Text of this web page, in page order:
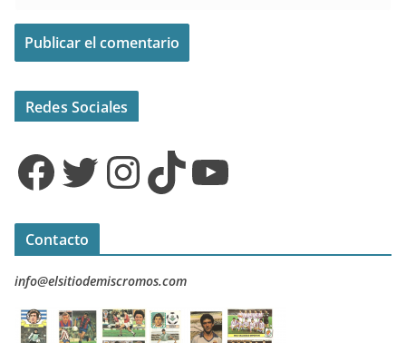
Redes Sociales
Facebook Twitter InstagramTikTok YouTube
Contacto
info@elsitiodemiscromos.com